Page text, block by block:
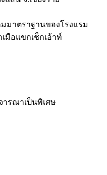
มาตราฐานของโรงแรม
มือแขกเช็กเอ้าท์
รณาเป็นพิเศษ